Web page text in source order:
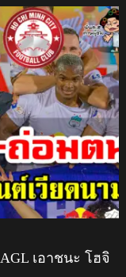
เอาชนะ โฮจิ